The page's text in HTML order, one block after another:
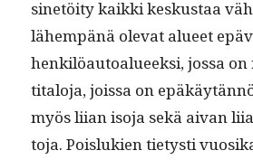
sinetöi­ty kaik­ki keskus­taa
lähempänä ole­vat alueet
henkilöau­toalueek­si, jos­sa
ti­talo­ja, jois­sa on
myös liian iso­ja sekä aivan
to­ja. Pois­lukien tietysti